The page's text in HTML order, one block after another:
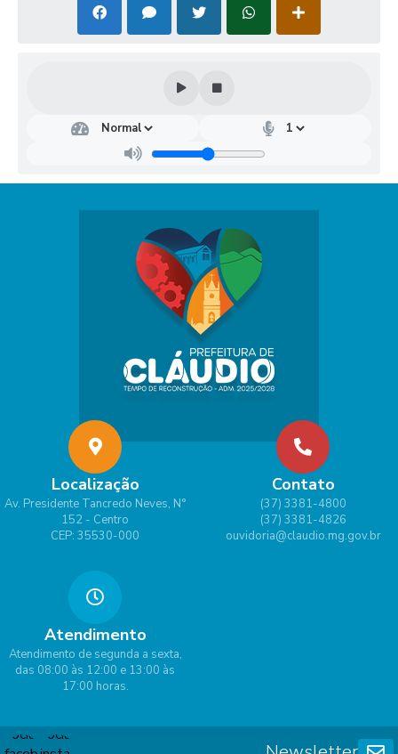
men
nici
Localização
Av. Presidente Tancredo Neves, N°
152 - Centro
CEP: 35530-000
Contato
(37) 3381-4800
(37) 3381-4826
ouvidoria@claudio.mg.gov.br
Atendimento
Atendimento de segunda a sexta,
das 08:00 às 12:00 e 13:00 às
17:00 horas.